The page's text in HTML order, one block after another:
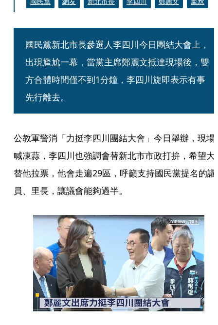
國民黨新北市長參選人李四川今日團結大會上，
出現尷尬一幕，當黨主席鄭麗文抵達現場後，雙
方合體時間僅不到1分鐘，李四川旋即表示有事
先行離去。
公教軍警消「力挺李四川團結大會」今日舉辦，現場
喊凍蒜，李四川也強調會替新北市市政打拚，希望大
替他拉票，他會走遍29區，呼籲支持國民黨提名的議
員、里長，讓議會能夠過半。